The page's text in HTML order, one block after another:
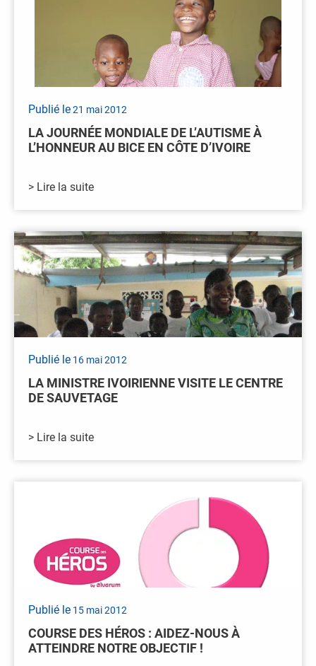
Publié le21 mai 2012
LA JOURNÉE MONDIALE DE L’AUTISME À
L’HONNEUR AU BICE EN CÔTE D’IVOIRE
> Lire la suite
Publié le 16 mai 2012
LA MINISTRE IVOIRIENNE VISITE LE CENTRE
DE SAUVETAGE
> Lire la suite
Publié le 15 mai 2012
COURSE DES HÉROS : AIDEZ-NOUS À
ATTEINDRE NOTRE OBJECTIF !